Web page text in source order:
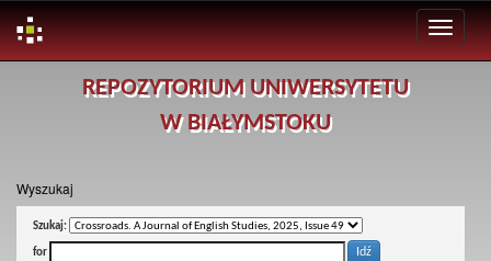
REPOZYTORIUM UNIWERSYTETU
W BIAŁYMSTOKU
Wyszukaj
Szukaj:
for